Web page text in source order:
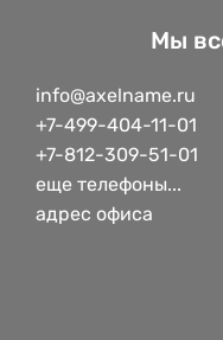
Мы
info@axelname.ru
+7-499-404-11-01
+7-812-309-51-01
еще телефоны...
адрес офиса